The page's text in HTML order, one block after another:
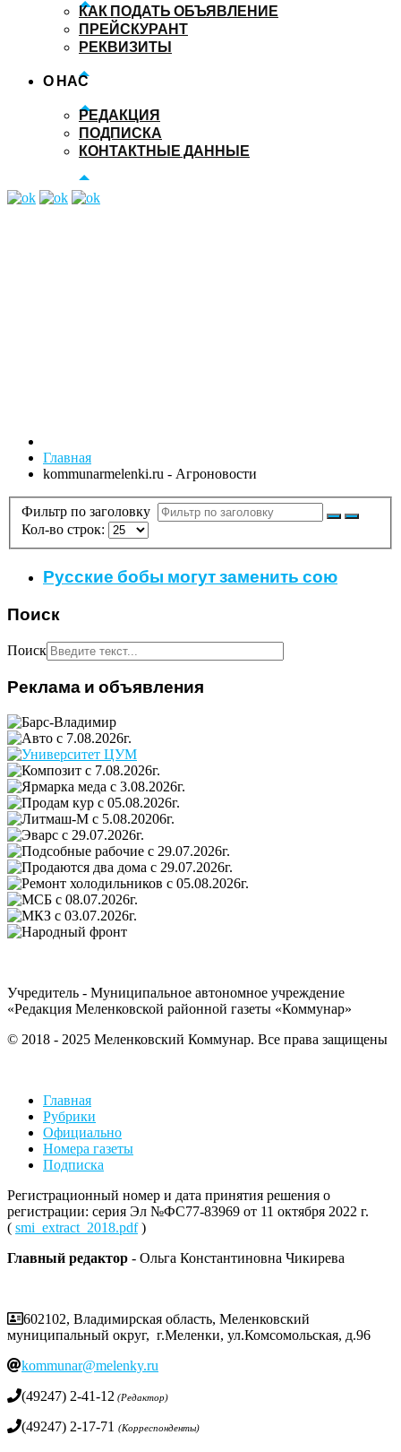
КАК ПОДАТЬ ОБЪЯВЛЕНИЕ
ПРЕЙСКУРАНТ
РЕКВИЗИТЫ
О НАС
РЕДАКЦИЯ
ПОДПИСКА
КОНТАКТНЫЕ ДАННЫЕ
Главная
kommunarmelenki.ru - Агроновости
Фильтр по заголовку
Кол-во строк:
Русские бобы могут заменить сою
Поиск
Поиск
Реклама и объявления
Учредитель - Муниципальное автономное учреждение
«Редакция Меленковской районной газеты «Коммунар»
© 2018 - 2025 Меленковский Коммунар. Все права защищены
Главная
Рубрики
Официально
Номера газеты
Подписка
Регистрационный номер и дата принятия решения о
регистрации: серия Эл №ФС77-83969 от 11 октября 2022 г.
( smi_extract_2018.pdf)
Главный редактор - Ольга Константиновна Чикирева
602102, Владимирская область, Меленковский
муниципальный округ, г.Меленки, ул.Комсомольская, д.96
kommunar@melenky.ru
(49247) 2-41-12 (Редактор)
(49247) 2-17-71 (Корреспонденты)